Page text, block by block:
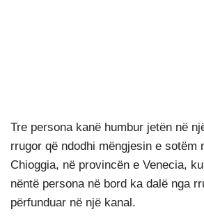
Tre persona kanë humbur jetën në
rrugor që ndodhi mëngjesin e sotëm
Chioggia, në provincën e Venecia,
nëntë persona në bord ka dalë nga
përfunduar në një kanal.